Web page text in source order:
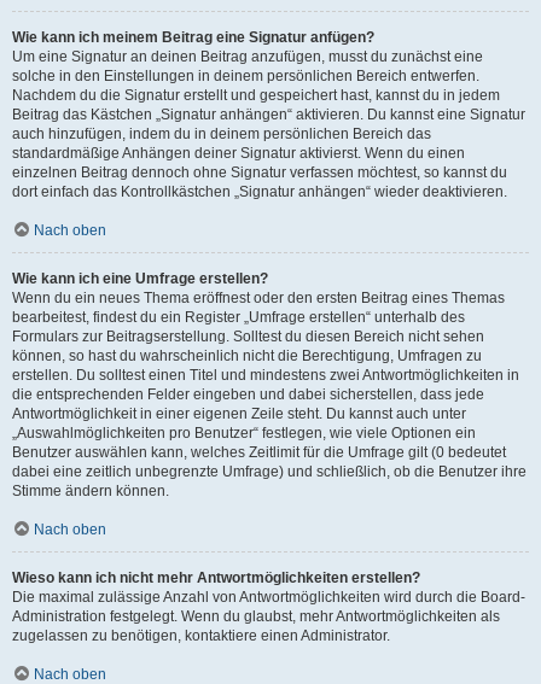
Wie kann ich meinem Beitrag eine Signatur anfügen?
Um eine Signatur an deinen Beitrag anzufügen, musst du zunächst eine
solche in den Einstellungen in deinem persönlichen Bereich entwerfen.
Nachdem du die Signatur erstellt und gespeichert hast, kannst du in jedem
Beitrag das Kästchen „Signatur anhängen“ aktivieren. Du kannst eine Signatur
auch hinzufügen, indem du in deinem persönlichen Bereich das
standardmäßige Anhängen deiner Signatur aktivierst. Wenn du einen
einzelnen Beitrag dennoch ohne Signatur verfassen möchtest, so kannst du
dort einfach das Kontrollkästchen „Signatur anhängen“ wieder deaktivieren.
Nach oben
Wie kann ich eine Umfrage erstellen?
Wenn du ein neues Thema eröffnest oder den ersten Beitrag eines Themas
bearbeitest, findest du ein Register „Umfrage erstellen“ unterhalb des
Formulars zur Beitragserstellung. Solltest du diesen Bereich nicht sehen
können, so hast du wahrscheinlich nicht die Berechtigung, Umfragen zu
erstellen. Du solltest einen Titel und mindestens zwei Antwortmöglichkeiten in
die entsprechenden Felder eingeben und dabei sicherstellen, dass jede
Antwortmöglichkeit in einer eigenen Zeile steht. Du kannst auch unter
„Auswahlmöglichkeiten pro Benutzer“ festlegen, wie viele Optionen ein
Benutzer auswählen kann, welches Zeitlimit für die Umfrage gilt (0 bedeutet
dabei eine zeitlich unbegrenzte Umfrage) und schließlich, ob die Benutzer ihre
Stimme ändern können.
Nach oben
Wieso kann ich nicht mehr Antwortmöglichkeiten erstellen?
Die maximal zulässige Anzahl von Antwortmöglichkeiten wird durch die Board-
Administration festgelegt. Wenn du glaubst, mehr Antwortmöglichkeiten als
zugelassen zu benötigen, kontaktiere einen Administrator.
Nach oben